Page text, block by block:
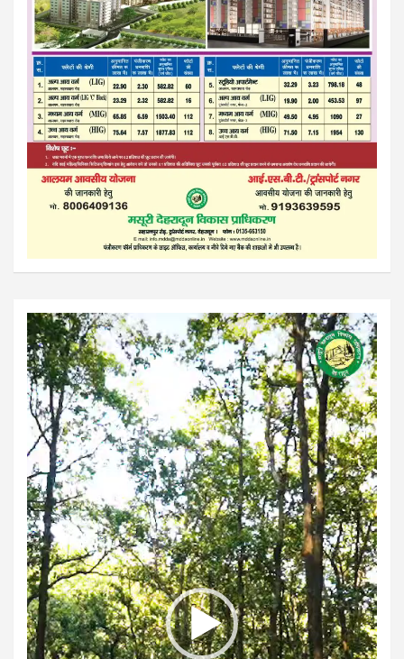
Video
Player